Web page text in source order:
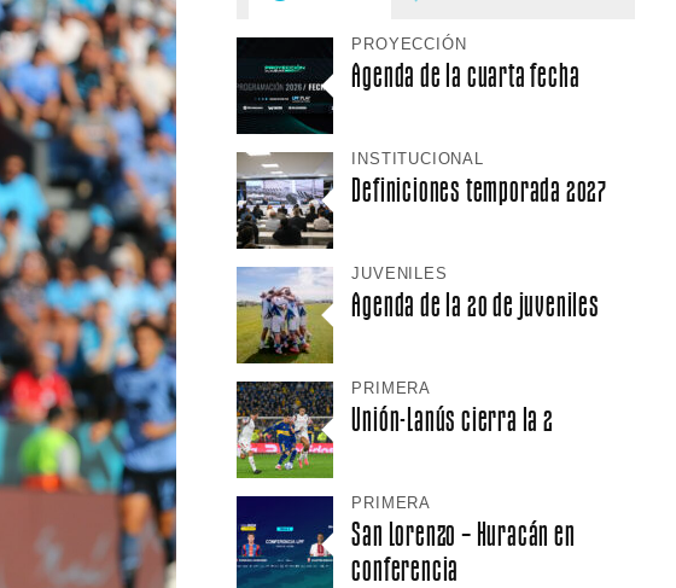
PROYECCIÓN
Agenda de la cuarta fecha
INSTITUCIONAL
Definiciones temporada 2027
JUVENILES
Agenda de la 20 de juveniles
PRIMERA
Unión-Lanús cierra la 2
PRIMERA
San Lorenzo – Huracán en
conferencia